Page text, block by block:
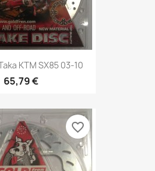
KTM SX85 03-10
65,79 €
favorite_border